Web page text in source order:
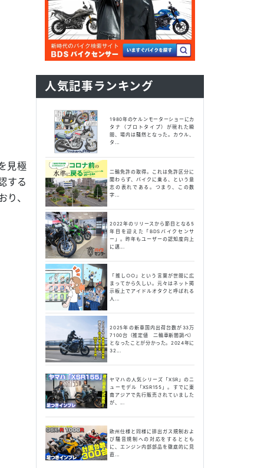
見極
する
、
人気記事ランキング
1980年のケルンモーターショーにカ
タナ（プロトタイプ）が現れた瞬
間、場内は騒然となった。カウル、
タ...
二輪免許の取得。これは免許区分に
関わらず、バイクに乗る、という意
志の表れである。つまり、この数
字...
2022年のリリースから節目となる5
年目を迎えた「BDSバイクセンサ
ー」。昨年もユーザーの認知度向上
に邁...
「推し○○」という言葉が世間に広
まってから久しい。元々はネット掲
示板上でアイドルオタクと呼ばれる
人...
2025年の新車国内出荷台数が33万
7100台（推定値 二輪車新聞調べ）
となったことが分かった。2024年に
32...
ヤマハの人気シリーズ「XSR」のニ
ューモデル「XSR155」。すでに東
南アジアで先行販売されていました
が、...
欧州仕様と同様に排出ガス規制およ
び騒音規制への対応をするととも
に、エンジン内部部品を徹底的に見
直...